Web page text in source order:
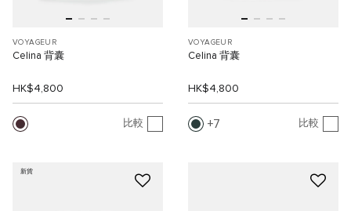
VOYAGEUR
Celina 背囊
HK$4,800
比較
VOYAGEUR
Celina 背囊
HK$4,800
7 比較
新貨